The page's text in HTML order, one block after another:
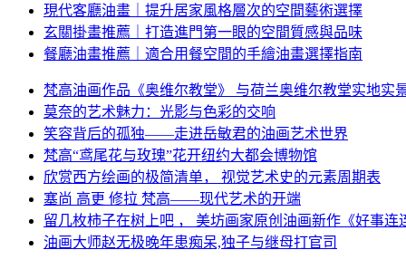
現代客廳油畫｜提升居家風格層次的空間藝術選擇
玄關掛畫推薦｜打造進門第一眼的空間質感與品味
餐廳油畫推薦｜適合用餐空間的手繪油畫選擇指南
梵高油画作品《奥维尔教堂》 与荷兰奥维尔教堂实地实
莫奈的艺术魅力：光影与色彩的交响
笑容背后的孤独——走进岳敏君的油画艺术世界
梵高“鸢尾花与玫瑰”花开纽约大都会博物馆
欣赏西方绘画的极简清单， 视觉艺术史的元素周期表
塞尚 高更 修拉 梵高——现代艺术的开端
留几枚柿子在树上吧 ， 美坊画家原创油画新作《好事连
油画大师赵无极晚年患痴呆,独子与继母打官司